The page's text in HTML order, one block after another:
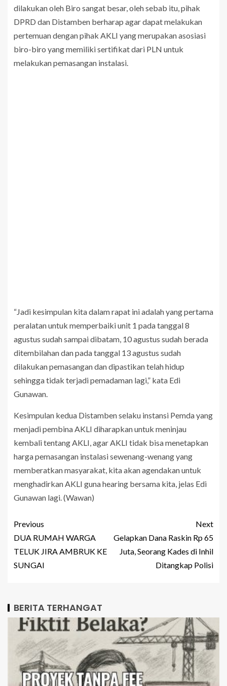
dilakukan oleh Biro sangat besar, oleh sebab itu, pihak
DPRD dan Distamben berharap agar dapat melakukan
pertemuan dengan pihak AKLI yang merupakan asosiasi
biro-biro yang memiliki sertifikat dari PLN untuk
melakukan pemasangan instalasi.
“Jadi kesimpulan kita dalam rapat ini adalah yang pertama
peralatan untuk memperbaiki unit 1 pada tanggal 8
agustus sudah sampai dibatam, 10 agustus sudah berada
ditembilahan dan pada tanggal 13 agustus sudah
dilakukan pemasangan dan dipastikan telah hidup
sehingga tidak terjadi pemadaman lagi,” kata Edi
Gunawan.
Kesimpulan kedua Distamben selaku instansi Pemda yang
menjadi pembina AKLI diharapkan untuk meninjau
kembali tentang AKLI, agar AKLI tidak bisa menetapkan
harga pemasangan instalasi sewenang-wenang yang
memberatkan masyarakat, kita akan agendakan untuk
menghadirkan AKLI guna hearing bersama kita, jelas Edi
Gunawan lagi. (Wawan)
Previous
DUA RUMAH WARGA
TELUK JIRA AMBRUK KE
SUNGAI
Next
Gelapkan Dana Raskin Rp 65
Juta, Seorang Kades di Inhil
Ditangkap Polisi
BERITA TERHANGAT